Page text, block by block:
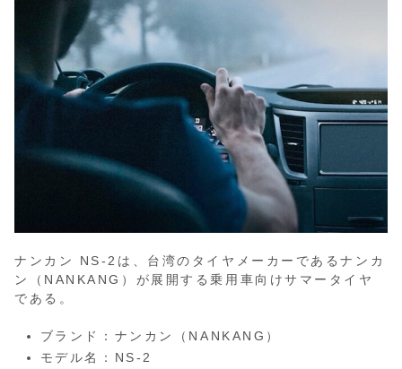
ナンカン NS-2は、台湾のタイヤメーカーであるナンカ
ン（NANKANG）が展開する乗用車向けサマータイヤ
である。
ブランド：ナンカン（NANKANG）
モデル名：NS-2